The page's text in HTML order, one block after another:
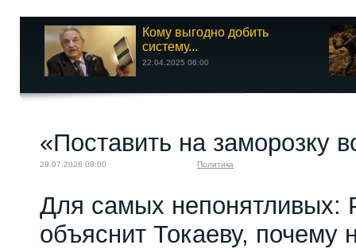
Кому выгодно добить
систему...
22.04.2025 06:00
«Поставить на заморозку
29.07.2026 08:00 Политика
Для самых непонятливых:
объяснит Токаеву,